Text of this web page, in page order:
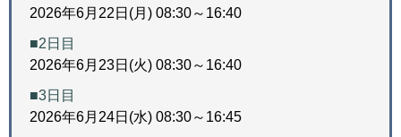
2026年6月22日(月) 08:30～16:40
■2日目
2026年6月23日(火) 08:30～16:40
■3日目
2026年6月24日(水) 08:30～16:45